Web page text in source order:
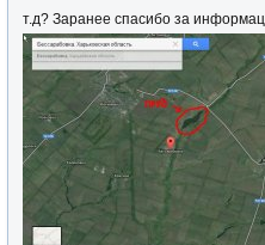
т.д? Заранее спасибо за